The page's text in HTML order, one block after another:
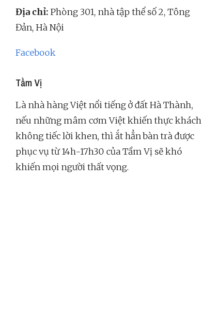
Địa chỉ: Phòng 301, nhà tập thể số 2, Tông
Đản, Hà Nội
Facebook
Tầm Vị
Là nhà hàng Việt nổi tiếng ở đất Hà Thành,
nếu những mâm cơm Việt khiến thực khách
không tiếc lời khen, thì ắt hẳn bàn trà được
phục vụ từ 14h-17h30 của Tầm Vị sẽ khó
khiến mọi người thất vọng.